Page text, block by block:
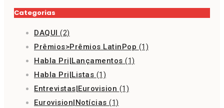
Categorias
DAQUI (2)
Prêmios>Prêmios LatinPop (1)
Habla Pri|Lançamentos (1)
Habla Pri|Listas (1)
Entrevistas|Eurovision (1)
Eurovision|Notícias (1)